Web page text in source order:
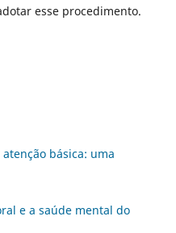
esse procedimento.
básica: uma
e a saúde mental do